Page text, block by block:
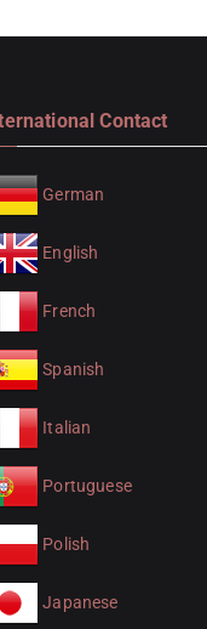
Contact
German
English
French
Spanish
Italian
Portuguese
Polish
Japanese